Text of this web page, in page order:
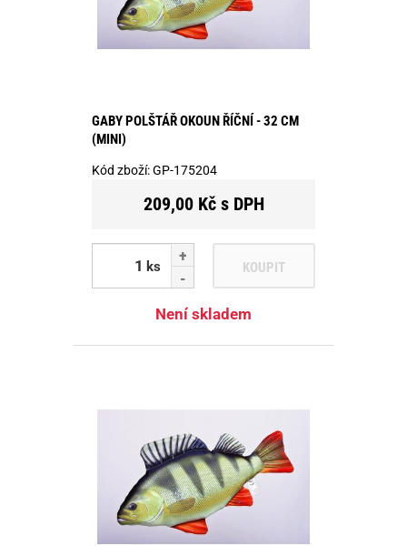
GABY POLŠTÁŘ OKOUN ŘÍČNÍ - 32 CM
(MINI)
Kód zboží:GP-175204
209,00 Kč s DPH
ks KOUPIT
Není skladem